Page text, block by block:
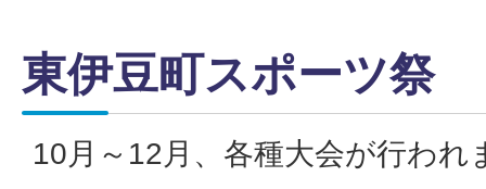
東伊豆町スポーツ祭
10月～12月、各種大会が行わ